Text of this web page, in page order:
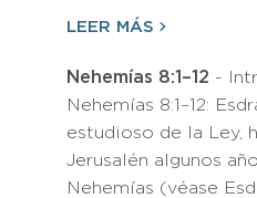
LEER MÁS
Nehemías 8:1–12 -
Nehemías 8:1–12:
estudioso de la Ley,
Jerusalén algunos
Nehemías (véase